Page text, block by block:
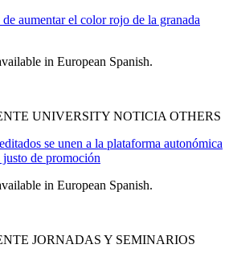
aumentar el color rojo de la granada
in European Spanish.
UNIVERSITY NOTICIA OTHERS
se unen a la plataforma autonómica
justo de promoción
in European Spanish.
JORNADAS Y SEMINARIOS